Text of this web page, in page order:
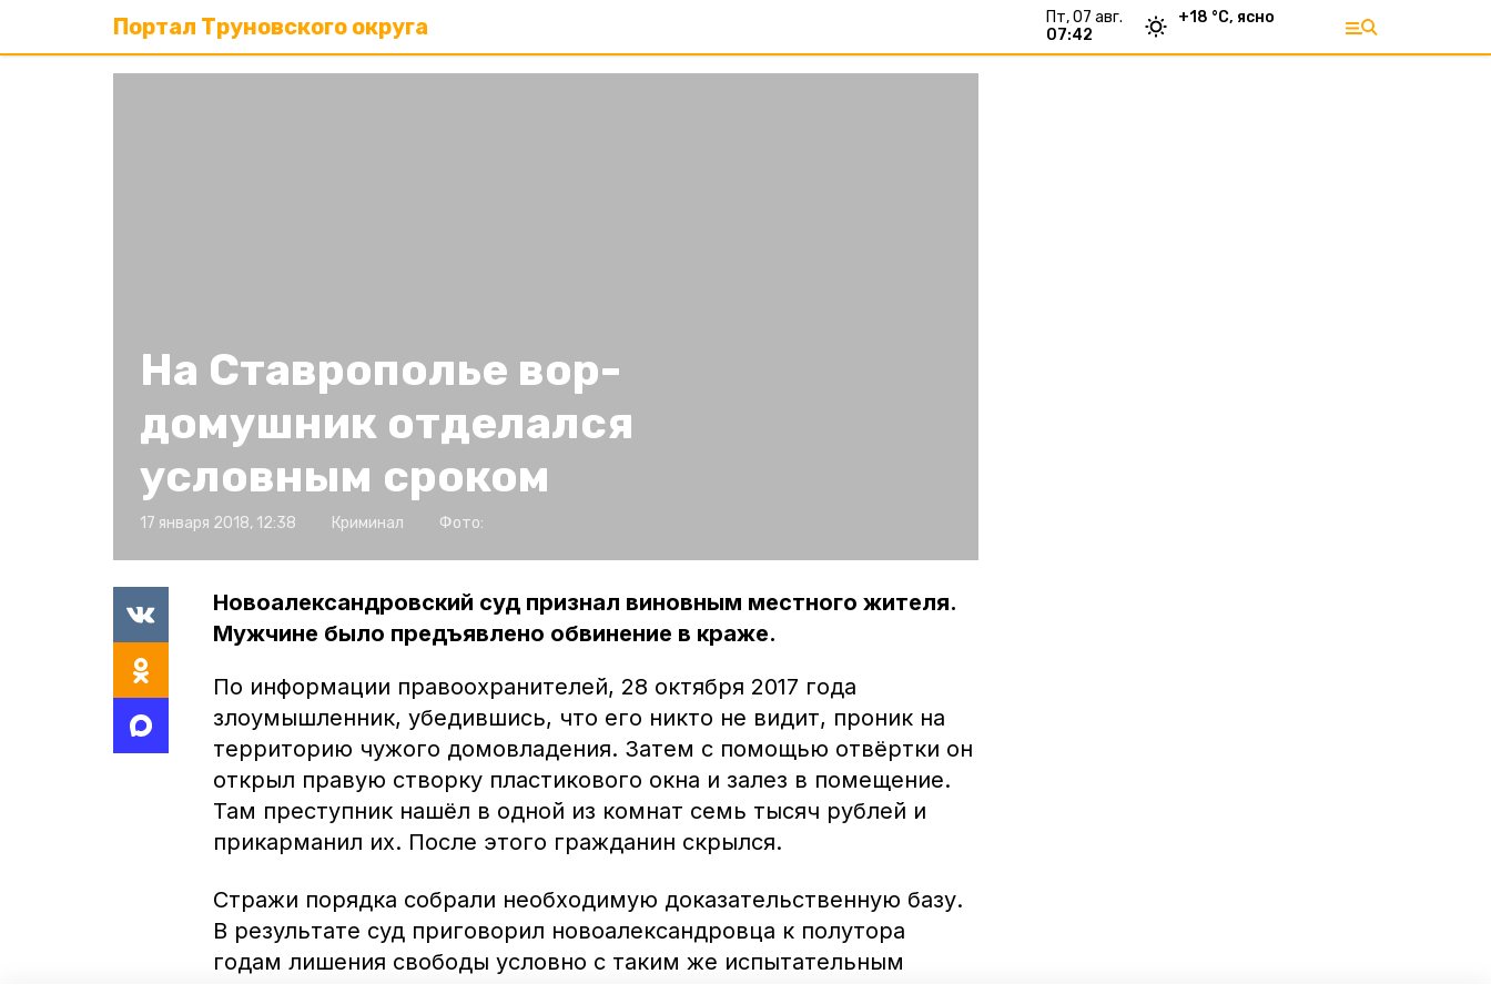
Портал Труновского округа
пт, 07 авг.
07:42
+18 °С, ясно
На Ставрополье вор-
домушник отделался
условным сроком
17 января 2018, 12:38 Криминал Фото:
Новоалександровский суд признал виновным местного жителя.
Мужчине было предъявлено обвинение в краже.
По информации правоохранителей, 28 октября 2017 года
злоумышленник, убедившись, что его никто не видит, проник на
территорию чужого домовладения. Затем с помощью отвёртки он
открыл правую створку пластикового окна и залез в помещение.
Там преступник нашёл в одной из комнат семь тысяч рублей и
прикарманил их. После этого гражданин скрылся.
Стражи порядка собрали необходимую доказательственную базу.
В результате суд приговорил новоалександровца к полутора
годам лишения свободы условно с таким же испытательным